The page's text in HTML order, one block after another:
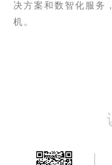
决方案和数智化服务
机。